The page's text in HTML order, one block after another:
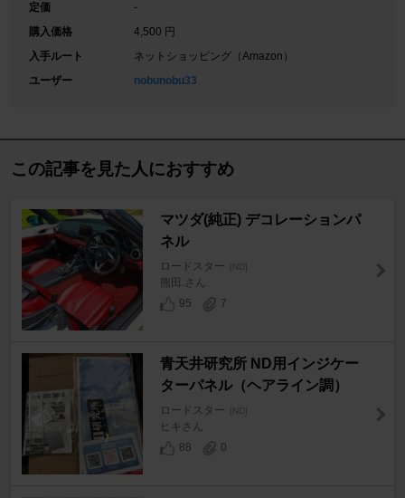
定価
-
購入価格
4,500 円
入手ルート
ネットショッピング（Amazon）
ユーザー
nobunobu33
この記事を見た人におすすめ
マツダ(純正) デコレーションパ
ネル
ロードスター [ND]
熊田.さん
95
7
青天井研究所 ND用インジケー
ターパネル（ヘアライン調）
ロードスター [ND]
ヒキさん
88
0